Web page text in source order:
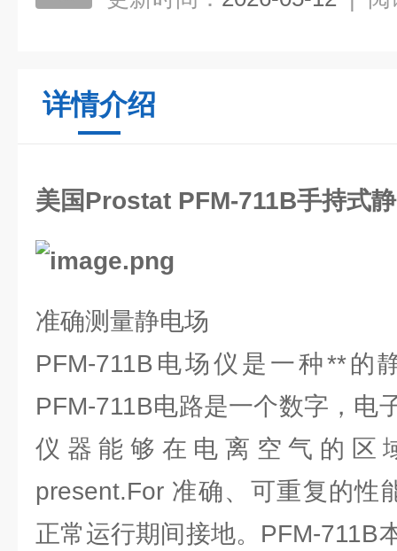
详情介绍
美国Prostat PFM-711B手持式
准确测量静电场
PFM-711B电场仪是一种**的
PFM-711B电路是一个数字，电
仪器能够在电离空气的区
present.For 准确、可重复的性
正常运行期间接地。PFM-711B